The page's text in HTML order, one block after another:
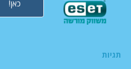
כאן!
תגיות